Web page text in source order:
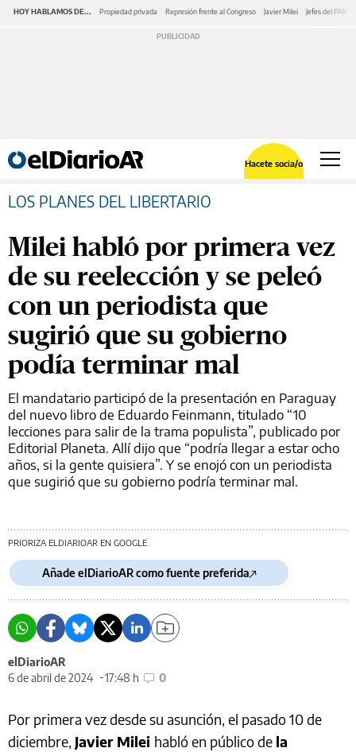
HOY HABLAMOS DE... Propiedad privada Represión frente al Congreso Javier Milei Jefes del PAMI
Hacete socia/o
LOS PLANES DEL LIBERTARIO
Milei habló por primera vez
de su reelección y se peleó
con un periodista que
sugirió que su gobierno
podía terminar mal
El mandatario participó de la presentación en Paraguay
del nuevo libro de Eduardo Feinmann, titulado “10
lecciones para salir de la trama populista”, publicado por
Editorial Planeta. Allí dijo que “podría llegar a estar ocho
años, si la gente quisiera”. Y se enojó con un periodista
que sugirió que su gobierno podría terminar mal.
PRIORIZA ELDIARIOAR EN GOOGLE
Añade elDiarioAR como fuente preferida
elDiarioAR
6 de abril de 2024
17:48 h 0
Por primera vez desde su asunción, el pasado 10 de
diciembre, Javier Milei habló en público de la